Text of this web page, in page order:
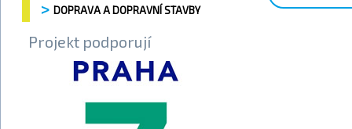
DOPRAVA A DOPRAVNÍ STAVBY
Projekt podporují